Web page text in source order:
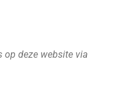
op deze website via